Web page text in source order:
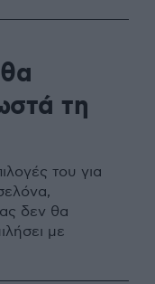
τη
του για
δεν θα
με